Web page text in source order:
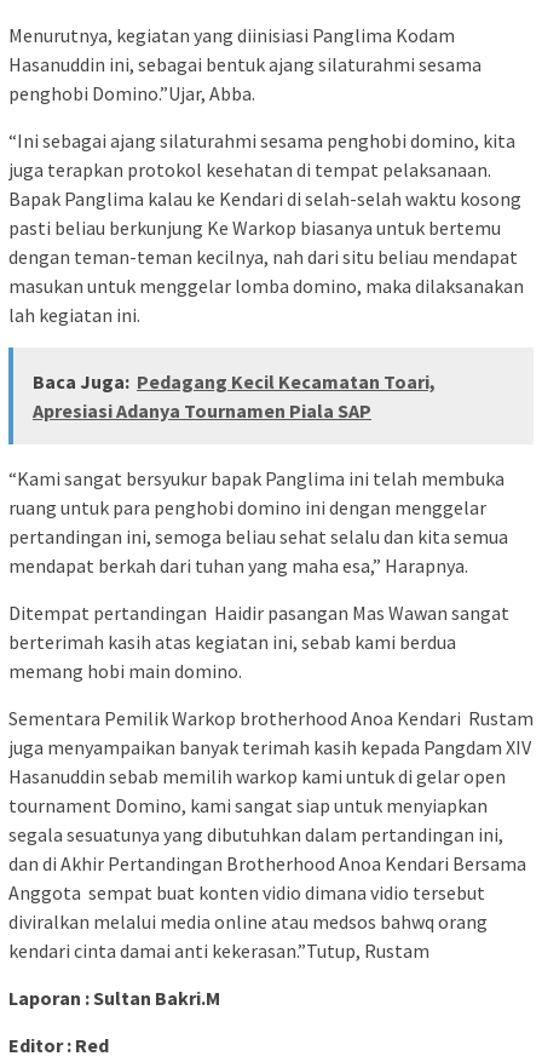
Menurutnya, kegiatan yang diinisiasi Panglima Kodam
Hasanuddin ini, sebagai bentuk ajang silaturahmi sesama
penghobi Domino.”Ujar, Abba.
“Ini sebagai ajang silaturahmi sesama penghobi domino, kita
juga terapkan protokol kesehatan di tempat pelaksanaan.
Bapak Panglima kalau ke Kendari di selah-selah waktu kosong
pasti beliau berkunjung Ke Warkop biasanya untuk bertemu
dengan teman-teman kecilnya, nah dari situ beliau mendapat
masukan untuk menggelar lomba domino, maka dilaksanakan
lah kegiatan ini.
Baca Juga: Pedagang Kecil Kecamatan Toari,
Apresiasi Adanya Tournamen Piala SAP
“Kami sangat bersyukur bapak Panglima ini telah membuka
ruang untuk para penghobi domino ini dengan menggelar
pertandingan ini, semoga beliau sehat selalu dan kita semua
mendapat berkah dari tuhan yang maha esa,” Harapnya.
Ditempat pertandingan Haidir pasangan Mas Wawan sangat
berterimah kasih atas kegiatan ini, sebab kami berdua
memang hobi main domino.
Sementara Pemilik Warkop brotherhood Anoa Kendari Rustam
juga menyampaikan banyak terimah kasih kepada Pangdam XIV
Hasanuddin sebab memilih warkop kami untuk di gelar open
tournament Domino, kami sangat siap untuk menyiapkan
segala sesuatunya yang dibutuhkan dalam pertandingan ini,
dan di Akhir Pertandingan Brotherhood Anoa Kendari Bersama
Anggota sempat buat konten vidio dimana vidio tersebut
diviralkan melalui media online atau medsos bahwq orang
kendari cinta damai anti kekerasan.”Tutup, Rustam
Laporan : Sultan Bakri.M
Editor : Red